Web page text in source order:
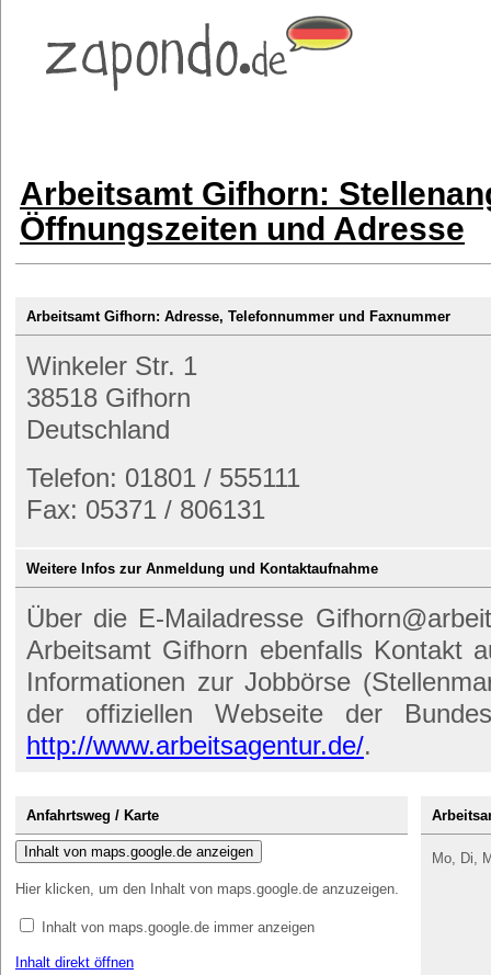
Arbeitsamt Gifhorn:
Öffnungszeiten und Adresse
Arbeitsamt Gifhorn: Adresse, Telefonnummer und Faxnummer
Winkeler Str. 1
38518 Gifhorn
Deutschland
Telefon: 01801 / 555111
Fax: 05371 / 806131
Weitere Infos zur Anmeldung und Kontaktaufnahme
Über die E-Mailadresse
Arbeitsamt Gifhorn ebenfalls Kontakt
Informationen zur Jobbörse
der offiziellen Webseite der
http://www.arbeitsagentur.de/.
Anfahrtsweg / Karte
Inhalt von maps.google.de anzeigen
Hier klicken, um den Inhalt von maps.google.de anzuzeigen.
Inhalt von maps.google.de immer anzeigen
Inhalt direkt öffnen
Mo, Di,